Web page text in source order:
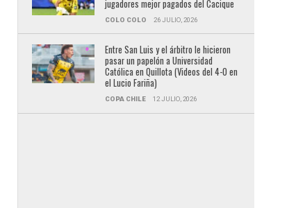
jugadores mejor pagados del Cacique
COLO COLO 26 JULIO, 2026
Entre San Luis y el árbitro le hicieron
pasar un papelón a Universidad
Católica en Quillota (Videos del 4-0 en
el Lucio Fariña)
COPA CHILE 12 JULIO, 2026